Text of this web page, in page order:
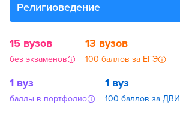
Религиоведение
15 вузов
без экзаменов
13 вузов
100 баллов за ЕГЭ
1 вуз
баллы в портфолио
1 вуз
100 баллов за ДВИ